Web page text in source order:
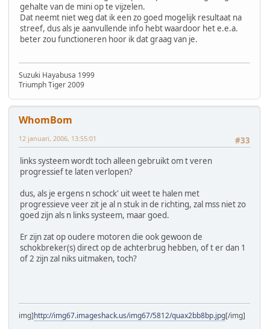
gehalte van de mini op te vijzelen.
Dat neemt niet weg dat ik een zo goed mogelijk resultaat na
streef, dus als je aanvullende info hebt waardoor het e.e.a.
beter zou functioneren hoor ik dat graag van je.
Suzuki Hayabusa 1999
Triumph Tiger 2009
WhomBom
#33
12 januari, 2006, 13:55:01
links systeem wordt toch alleen gebruikt om t veren
progressief te laten verlopen?
dus, als je ergens n schock' uit weet te halen met
progressieve veer zit je al n stuk in de richting, zal mss niet zo
goed zijn als n links systeem, maar goed.
Er zijn zat op oudere motoren die ook gewoon de
schokbreker(s) direct op de achterbrug hebben, of t er dan 1
of 2 zijn zal niks uitmaken, toch?
img]http://img67.imageshack.us/img67/5812/quax2bb8bp.jpg[/img]